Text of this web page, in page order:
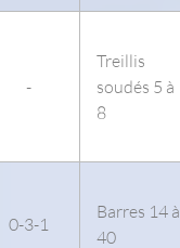
-
Treillis
soudés 5 à
8
0-3-1
Barres 14 à
40